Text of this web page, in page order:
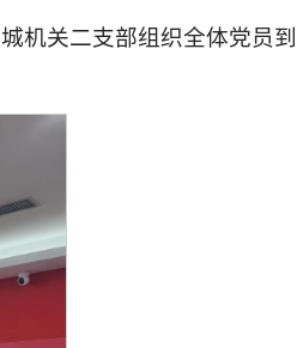
机关二支部组织全体党员到